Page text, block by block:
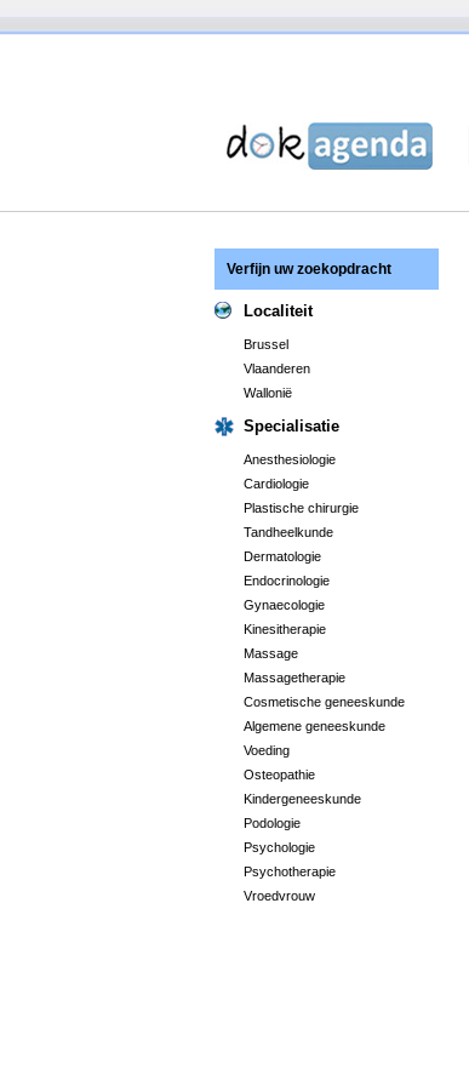
Verfijn uw zoekopdracht
Localiteit
Brussel
Vlaanderen
Wallonië
Specialisatie
Anesthesiologie
Cardiologie
Plastische chirurgie
Tandheelkunde
Dermatologie
Endocrinologie
Gynaecologie
Kinesitherapie
Massage
Massagetherapie
Cosmetische geneeskunde
Algemene geneeskunde
Voeding
Osteopathie
Kindergeneeskunde
Podologie
Psychologie
Psychotherapie
Vroedvrouw